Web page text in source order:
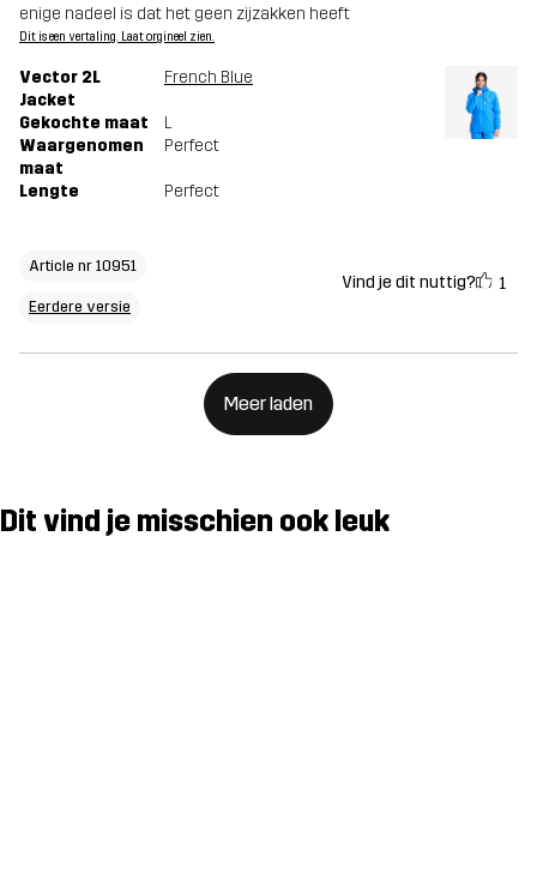
enige nadeel is dat het geen zijzakken heeft
Dit is een vertaling. Laat orgineel zien.
Vector 2L
Jacket
French Blue
Gekochte maat
L
Waargenomen
maat
Perfect
Lengte Perfect
Article nr 10951
Eerdere versie
Vind je dit nuttig? 1
Meer laden
Dit vind je misschien ook leuk